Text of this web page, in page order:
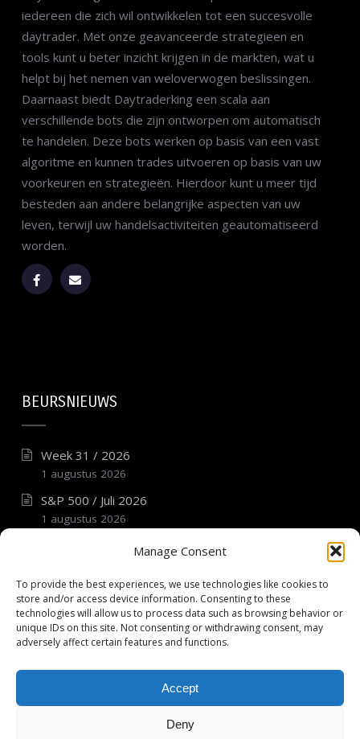
Manage Consent
To provide the best experiences, we use technologies like cookies to
store and/or access device information. Consenting to these
technologies will allow us to process data such as browsing behavior or
unique IDs on this site. Not consenting or withdrawing consent, may
adversely affect certain features and functions.
Accept
Deny
iedereen die zich wil ontwikkelen tot een succesvolle
daytrader. Met onze geavanceerde strategieen en
tools kunt u beter inzicht krijgen in de markten, wat u
helpt bij het nemen van weloverwogen beslissingen.
Daarnaast biedt Daytraderking een scala aan
verschillende bots die zijn ontworpen om automatisch
te handelen. Deze bots werken op basis van een vast
algoritme en kunnen trades uitvoeren op basis van uw
voorkeuren en strategieën. Hierdoor kunt u meer tijd
besteden aan andere belangrijke aspecten van uw
leven, terwijl uw handelsactiviteiten geautomatiseerd
worden.
BEURSNIEUWS
Week 31 / 2026
1 augustus 2026
S&P 500 / Juli 2026
1 augustus 2026
DAX 40 / Juli 2026
AEX / Juli 2026
1 augustus 2026
S&P 500 / Juni 2026